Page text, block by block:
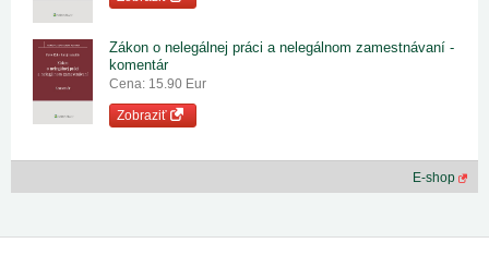
Zákon o nelegálnej práci a nelegálnom zamestnávaní -
komentár
Cena: 15.90 Eur
Zobraziť
E-shop